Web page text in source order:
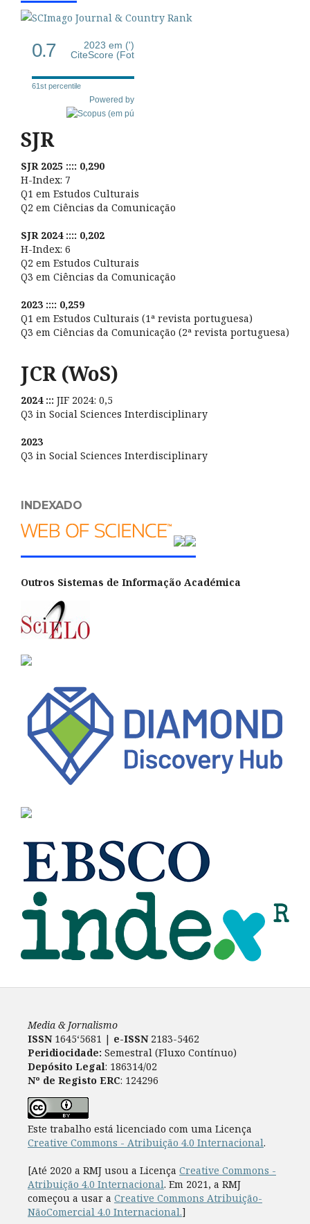
0.7
2023 em (')
CiteScore (Fot
61st percentile
Powered by
SJR
SJR 2025 :::: 0,290
H-Index: 7
Q1 em Estudos Culturais
Q2 em Ciências da Comunicação
SJR 2024 :::: 0,202
H-Index: 6
Q2 em Estudos Culturais
Q3 em Ciências da Comunicação
2023 :::: 0,259
Q1 em Estudos Culturais (1ª revista portuguesa)
Q3 em Ciências da Comunicação (2ª revista portuguesa)
JCR (WoS)
2024 ::: JIF 2024: 0,5
Q3 in Social Sciences Interdisciplinary
2023
Q3 in Social Sciences Interdisciplinary
INDEXADO
Outros Sistemas de Informação Académica
Media & Jornalismo
ISSN 1645‘5681 | e-ISSN2183-5462
Peridiocidade: Semestral (Fluxo Contínuo)
Depósito Legal: 186314/02
Nº de Registo ERC: 124296
Este trabalho está licenciado com uma Licença
Creative Commons - Atribuição 4.0 Internacional.
[Até 2020 a RMJ usou a Licença Creative Commons -
Atribuição 4.0 Internacional. Em 2021, a RMJ
começou a usar a Creative Commons Atribuição-
NãoComercial 4.0 Internacional.]